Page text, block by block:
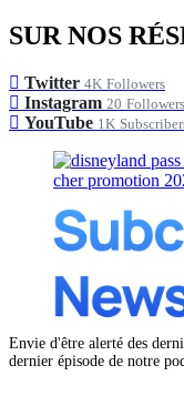
SUR NOS
Twitter 4K Followers
Instagram 20 Followers
YouTube 1K
Envie d'être alerté des
dernier épisode de notre